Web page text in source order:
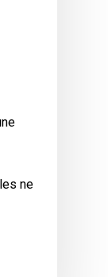
ne